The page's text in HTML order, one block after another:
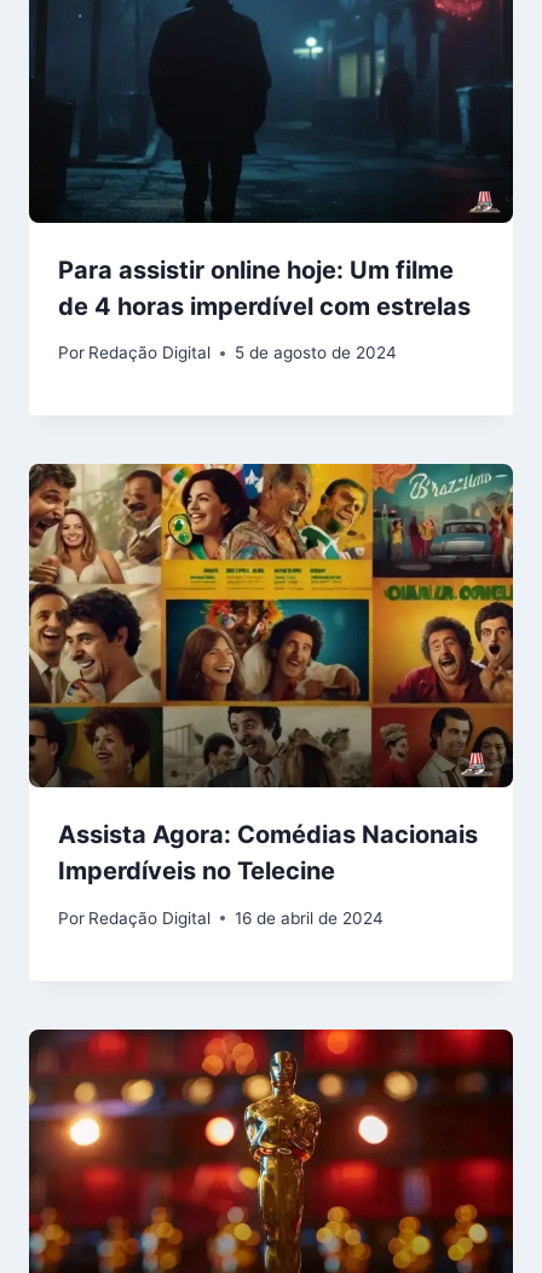
Para assistir online hoje: Um filme
de 4 horas imperdível com estrelas
Por Redação Digital 5 de agosto de 2024
Assista Agora: Comédias Nacionais
Imperdíveis no Telecine
Por Redação Digital 16 de abril de 2024